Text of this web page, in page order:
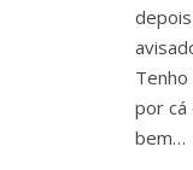
por cá
bem…